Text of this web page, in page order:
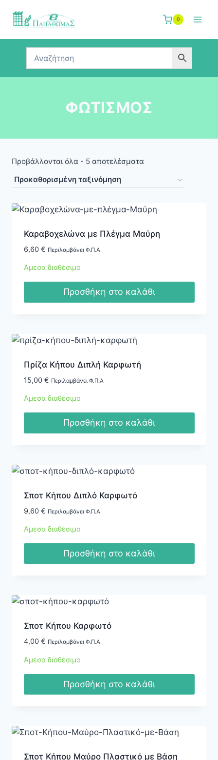
0
ΦΩΤΙΣΜΟΣ
Προβάλλονται όλα - 5 αποτελέσματα
Καραβοχελώνα με Πλέγμα Μαύρη
6,60 € Περιλαμβάνει Φ.Π.Α
Άμεσα διαθέσιμο
Προσθήκη στο καλάθι
Πρίζα Κήπου Διπλή Καρφωτή
15,00 € Περιλαμβάνει Φ.Π.Α
Άμεσα διαθέσιμο
Προσθήκη στο καλάθι
Σποτ Κήπου Διπλό Καρφωτό
9,60 € Περιλαμβάνει Φ.Π.Α
Άμεσα διαθέσιμο
Προσθήκη στο καλάθι
Σποτ Κήπου Καρφωτό
4,00 € Περιλαμβάνει Φ.Π.Α
Άμεσα διαθέσιμο
Προσθήκη στο καλάθι
Σποτ Κήπου Μαύρο Πλαστικό με Βάση